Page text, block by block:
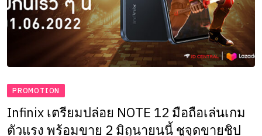
PROMOTION
Infinix เตรียมปล่อย NOTE 12 มือถือเล่นเกม
ตัวแรง พร้อมขาย 2 มิถุนายนนี้ ชูจุดขายชิป